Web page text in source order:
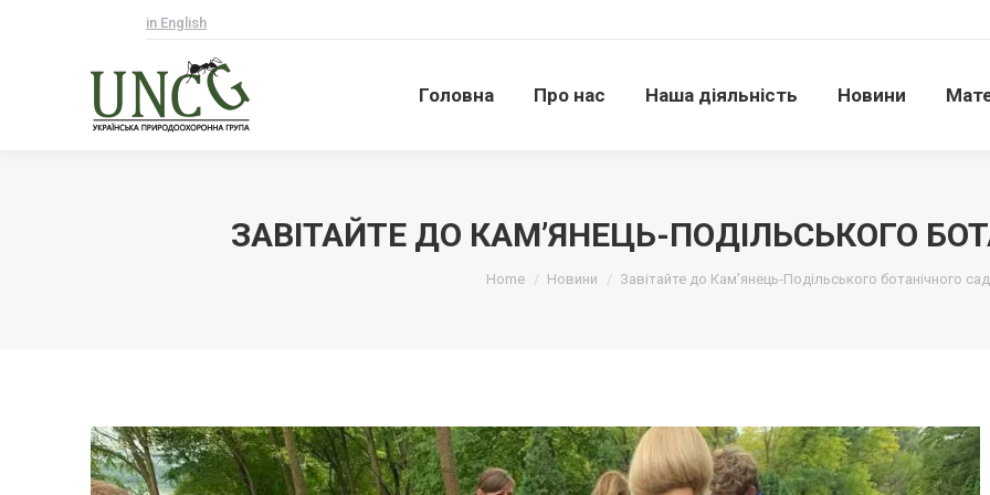
in English
Головна Про нас Наша діяльність Новини
ЗАВІТАЙТЕ ДО КАМ’ЯНЕЦЬ-ПОДІЛЬСЬКОГО
Home Новини Завітайте до Кам’янець-Подільського ботанічного
Головна Про нас Наша діяльність Новини